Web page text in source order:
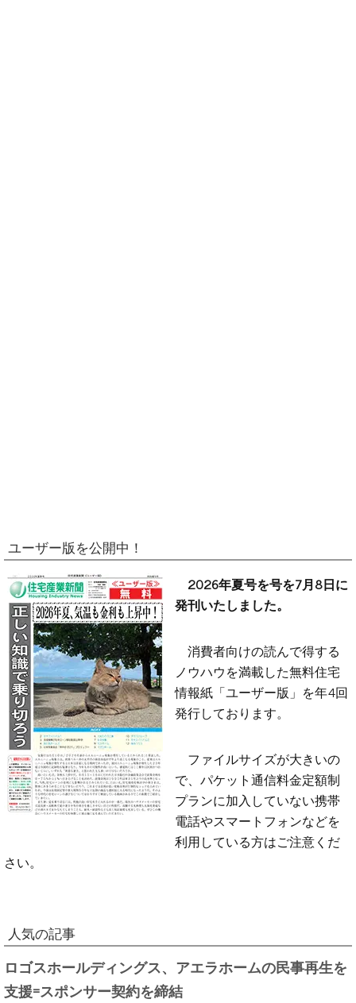
ユーザー版を公開中！
2026年夏号を号を7月8日に
発刊いたしました。
消費者向けの読んで得する
ノウハウを満載した無料住宅
情報紙「ユーザー版」を年4回
発行しております。
ファイルサイズが大きいの
で、パケット通信料金定額制
プランに加入していない携帯
電話やスマートフォンなどを
利用している方はご注意くだ
さい。
人気の記事
ロゴスホールディングス、アエラホームの民事再生を
支援=スポンサー契約を締結